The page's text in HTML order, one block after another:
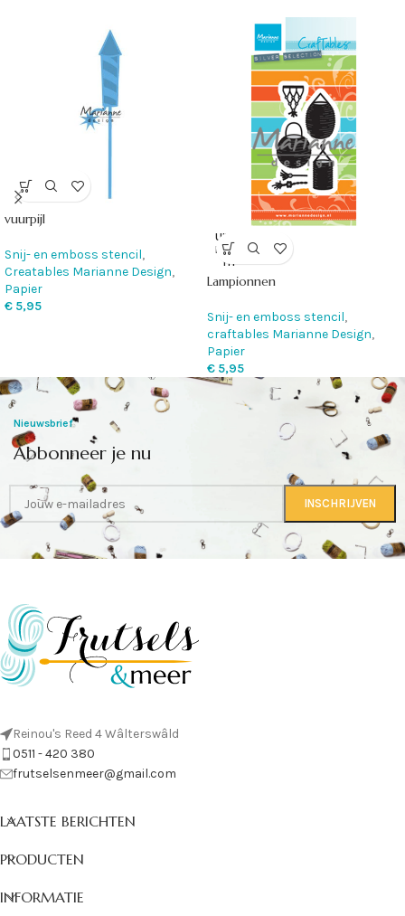
vuurpijl
Snij- en emboss stencil,
Creatables Marianne Design,
Papier
€ 5,95
UITVE
RKOC
HT
Lampionnen
Snij- en emboss stencil,
craftables Marianne Design,
Papier
€ 5,95
Nieuwsbrief
Abbonneer je nu
Reinou's Reed 4 Wâlterswâld
0511 - 420 380
frutselsenmeer@gmail.com
LAATSTE BERICHTEN
PRODUCTEN
INFORMATIE